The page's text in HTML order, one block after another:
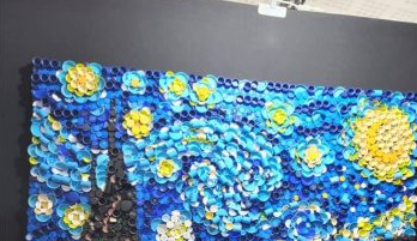
MURALES PAISAJES Y NATURALEZA